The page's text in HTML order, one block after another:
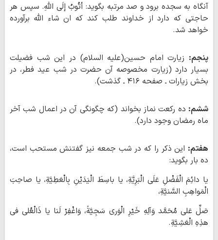
آنگاه به سجده برود و صد مرتبه بگوید: أتُوبُ إلَی اللّهِ. سپس هر
حاجتی که دارد از خداوند طلب کند که ان شاء اللّه برآورده
خواهد شد.
پنجم: زیارت امام حسین(علیه السلام) در این شب فضیلت
بسیار دارد (زیارت مخصوصه آن حضرت در شب عید فطر، در
بخش زیارات ـ صفحه ۴۱۶ ـ گذشت).
ششم: ده رکعت نماز بخواند (که چگونگی آن در اعمال شب آخر
ماه رمضان وجود دارد).
هفتم: این ذکر را که در شب جمعه نیز گفتنش مستحب است،
ده بار بگوید:
یا دائِمَ الْفَضْلِ عَلَی الْبَرِیَّةِ، یا باسِطَ الْیَدَیْنِ بِالْعَطِیَّةِ، یا صاحِبَ
الْمَواهِبِ السَّنیَّةِ،
صَلِّ عَلی مُحَمَّد وَآلِهِ خَیْرِ الْوَری سَجِیَّةً، وَاغْفِرْ لَنا یا ذَالْعُلی فی
هذِهِ الْعَشِیَّةِ.